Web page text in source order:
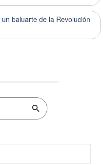
baluarte de la Revolución